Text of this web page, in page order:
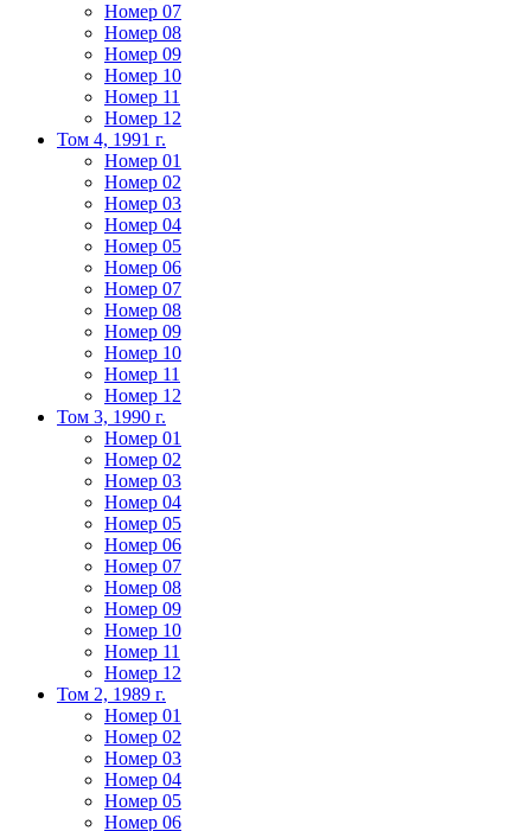
Номер 07
Номер 08
Номер 09
Номер 10
Номер 11
Номер 12
Том 4, 1991 г.
Номер 01
Номер 02
Номер 03
Номер 04
Номер 05
Номер 06
Номер 07
Номер 08
Номер 09
Номер 10
Номер 11
Номер 12
Том 3, 1990 г.
Номер 01
Номер 02
Номер 03
Номер 04
Номер 05
Номер 06
Номер 07
Номер 08
Номер 09
Номер 10
Номер 11
Номер 12
Том 2, 1989 г.
Номер 01
Номер 02
Номер 03
Номер 04
Номер 05
Номер 06